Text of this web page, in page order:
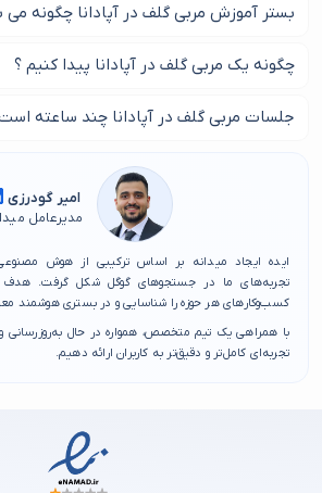
رضایت مشتریان را جلب کنند. از آنجایی که افراد به
برای یافتن مربی گلف در آپادانا که بتواند خدمات
باشد. این وب‌سایت بهترین مراکز هر محله را معرفی
مناسبی داشته باشد، بررسی پیشنهادات موجود
خواهد کرد تا بهترین انتخاب را داشته باشید.
بستر آموزش مربی گلف در آپادانا چگونه می
این موضوع بر اساس مربی مربی گلف در
متغیر است.
چگونه یک مربی گلف در آپادانا پیدا کنیم ؟
برای پیدا کردن مربی گلف در آپادانا با ما
جلسات مربی گلف در آپادانا چند ساعته
معمولا آموزش مربی گلف در آپادانا 1 ساعت تا 1 ساعت و نیم است.
امیر گودرزی
مدیرعامل
ایده ایجاد میدانه بر اساس ترکیبی از هوش
تجربه‌های ما در جستجوهای گوگل شکل گرفت. هدف
کسب‌وکارهای هر حوزه را شناسایی و در بستری هوشمند
با همراهی یک تیم متخصص، همواره در حال به‌روزرسانی
تجربه‌ای کامل‌تر و دقیق‌تر به کاربران ارائه دهیم.